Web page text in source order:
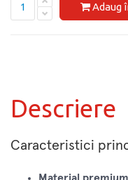
Adaug
Descriere
Caracteristici